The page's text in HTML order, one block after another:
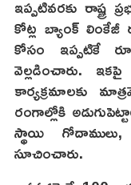
ఇప్పటివరకు రాష్ట్ర
కోట్ల బ్యాంక్ లింకేజీ
కోసం ఇప్పటికే
వెల్లడించారు.
కార్యక్రమాలకు
రంగాల్లోకి
స్థాయి గోదాములు,
సూచించారు.